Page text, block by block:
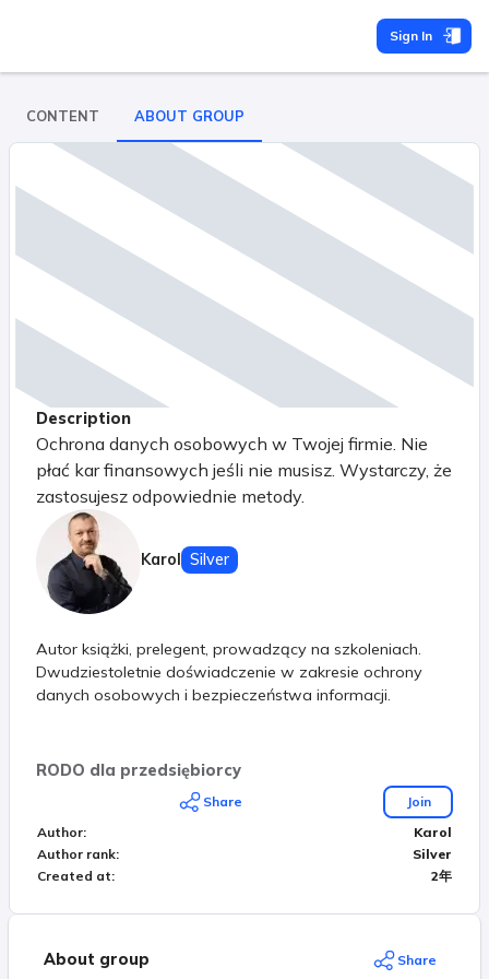
Sign In
CONTENT ABOUT GROUP
Description
Ochrona danych osobowych w Twojej firmie. Nie
płać kar finansowych jeśli nie musisz. Wystarczy, że
zastosujesz odpowiednie metody.
Karol Silver
Autor książki, prelegent, prowadzący na szkoleniach.
Dwudziestoletnie doświadczenie w zakresie ochrony
danych osobowych i bezpieczeństwa informacji.
RODO dla przedsiębiorcy
Share
Join
Author:
Karol
Author rank:
Silver
Created at: 2年
About group Share